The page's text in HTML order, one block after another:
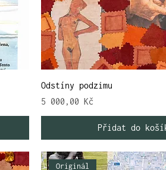
Odstíny podzimu
Cena
5 000,00 Kč
Přidat do
Originál